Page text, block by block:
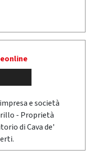
e società
- Proprietà
di Cava de'